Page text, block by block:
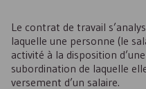
Le contrat de travail
laquelle une personne (le
activité à la disposition
subordination de laquelle
versement d’un salaire.